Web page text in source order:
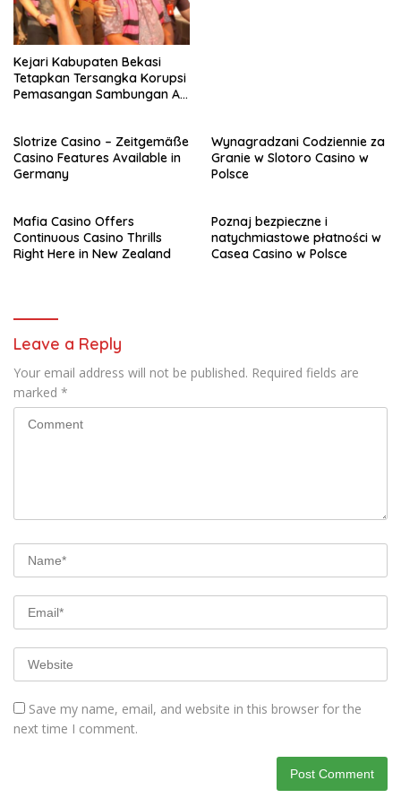
Kejari Kabupaten Bekasi
Tetapkan Tersangka Korupsi
Pemasangan Sambungan Air
Slotrize Casino – Zeitgemäße
Casino Features Available in
Germany
Wynagradzani Codziennie za
Granie w Slotoro Casino w
Polsce
Mafia Casino Offers
Continuous Casino Thrills
Right Here in New Zealand
Poznaj bezpieczne i
natychmiastowe płatności w
Casea Casino w Polsce
Leave a Reply
Your email address will not be published. Required fields are
marked *
Save my name, email, and website in this browser for the
next time I comment.